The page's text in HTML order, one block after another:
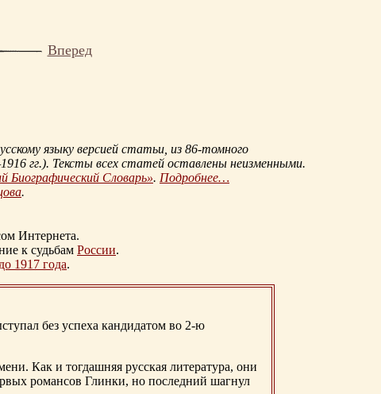
Вперед
языку версией статьи, из 86-томного
гг.). Тексты всех статей оставлены неизменными.
Биографический Словарь». Подробнее…
.
Интернета.
к судьбам России.
1917 года.
без успеха кандидатом во 2-ю
Как и тогдашняя русская литература, они
романсов Глинки, но последний шагнул